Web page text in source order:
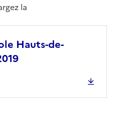
la
Hauts-de-